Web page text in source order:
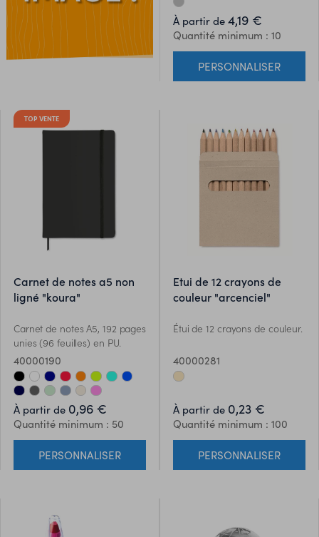
À partir de 4,19 €
Quantité minimum : 10
PERSONNALISER
TOP VENTE
carnet de notes a5 non
ligné "koura"
Carnet de notes A5, 192 pages
unies (96 feuilles) en PU.
40000190
À partir de 0,96 €
Quantité minimum : 50
PERSONNALISER
etui de 12 crayons de
couleur "arcenciel"
Étui de 12 crayons de couleur.
40000281
À partir de 0,23 €
Quantité minimum : 100
PERSONNALISER